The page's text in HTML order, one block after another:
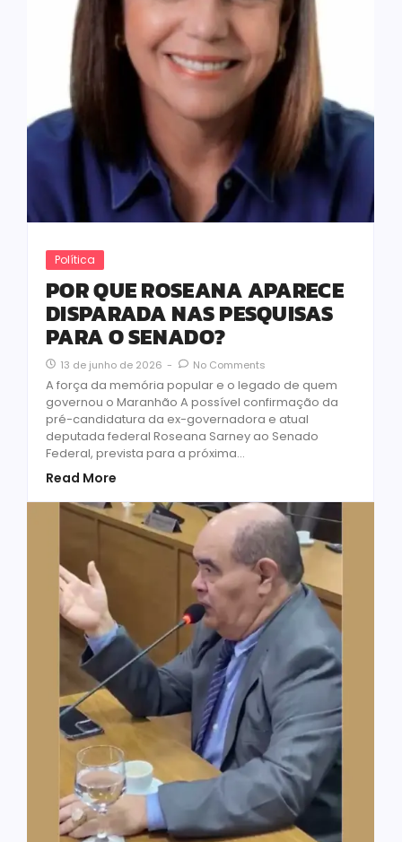
Política
POR QUE ROSEANA APARECE
DISPARADA NAS PESQUISAS
PARA O SENADO?
13 de junho de 2026 - No Comments
A força da memória popular e o legado de quem
governou o Maranhão A possível confirmação da
pré-candidatura da ex-governadora e atual
deputada federal Roseana Sarney ao Senado
Federal, prevista para a próxima...
Read More